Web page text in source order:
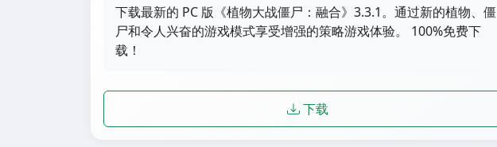
下载最新的 PC 版《植物大战僵尸：融合》3.3.1。通过新的植物、僵
尸和令人兴奋的游戏模式享受增强的策略游戏体验。 100%免费下
载！
下载